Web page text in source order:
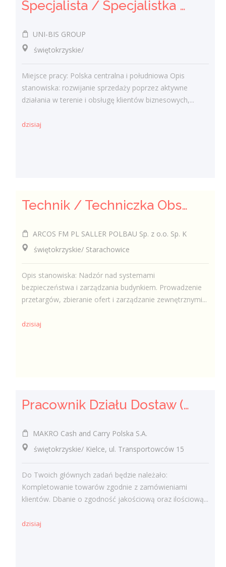
Specjalista / Specjalistka ds. sprzedaży rozwiązań technicznych
UNI-BIS GROUP
świętokrzyskie/
Miejsce pracy: Polska centralna i południowa Opis
stanowiska: rozwijanie sprzedaży poprzez aktywne
działania w terenie i obsługę klientów biznesowych,...
dzisiaj
Technik / Techniczka Obsługi Budynku
ARCOS FM PL SALLER POLBAU Sp. z o.o. Sp. K
świętokrzyskie/ Starachowice
Opis stanowiska: Nadzór nad systemami
bezpieczeństwa i zarządzania budynkiem. Prowadzenie
przetargów, zbieranie ofert i zarządzanie zewnętrznymi...
dzisiaj
Pracownik Działu Dostaw (K/M)
MAKRO Cash and Carry Polska S.A.
świętokrzyskie/ Kielce, ul. Transportowców 15
Do Twoich głównych zadań będzie należało:
Kompletowanie towarów zgodnie z zamówieniami
klientów. Dbanie o zgodność jakościową oraz ilościową...
dzisiaj